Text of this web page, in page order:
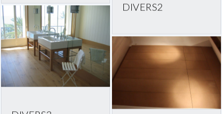
DIVERS2